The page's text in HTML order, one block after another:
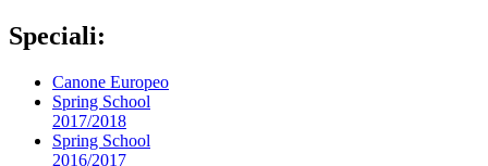
Speciali:
Canone Europeo
Spring School
2017/2018
Spring School
2016/2017